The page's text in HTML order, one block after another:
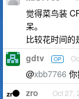
觉得菜鸟装
呆。
比较花时间的
gdtv OP
@xbb7766
zro Oct 27,